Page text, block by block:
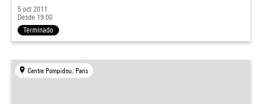
5 oct 2011
Desde 19:00
Terminado
Centre Pompidou, Paris